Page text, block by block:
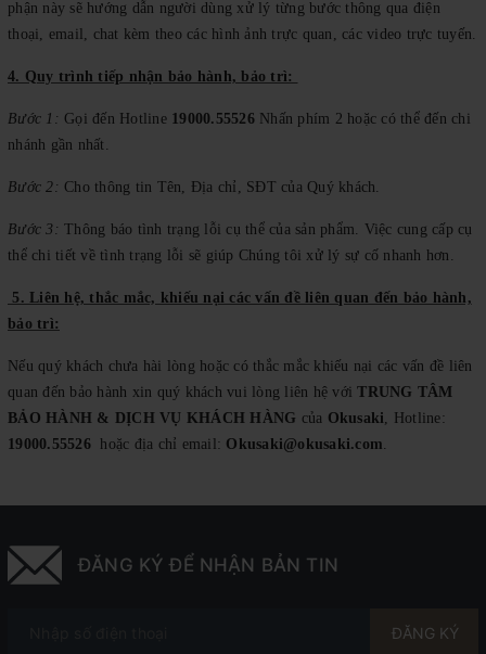
phận này sẽ hướng dẫn người dùng xử lý từng bước thông qua điện
thoại, email, chat kèm theo các hình ảnh trực quan, các video trực tuyến.
4. Quy trình tiếp nhận bảo hành, bảo trì:
Bước 1: Gọi đến Hotline 19000.55526Nhấn phím 2 hoặc có thể đến chi
nhánh gần nhất.
Bước 2: Cho thông tin Tên, Địa chỉ, SĐT của Quý khách.
Bước 3: Thông báo tình trạng lỗi cụ thể của sản phẩm. Việc cung cấp cụ
thể chi tiết về tình trạng lỗi sẽ giúp Chúng tôi xử lý sự cố nhanh hơn.
5. Liên hệ, thắc mắc, khiếu nại các vấn đề liên quan đến bảo hành,
bảo trì:
Nếu quý khách chưa hài lòng hoặc có thắc mắc khiếu nại các vấn đề liên
quan đến bảo hành xin quý khách vui lòng liên hệ vớiTRUNG TÂM
BẢO HÀNH & DỊCH VỤ KHÁCH HÀNG của Okusaki, Hotline:
19000.55526hoặc địa chỉ email: Okusaki@okusaki.com.
ĐĂNG KÝ ĐỂ NHẬN BẢN TIN
ĐĂNG KÝ